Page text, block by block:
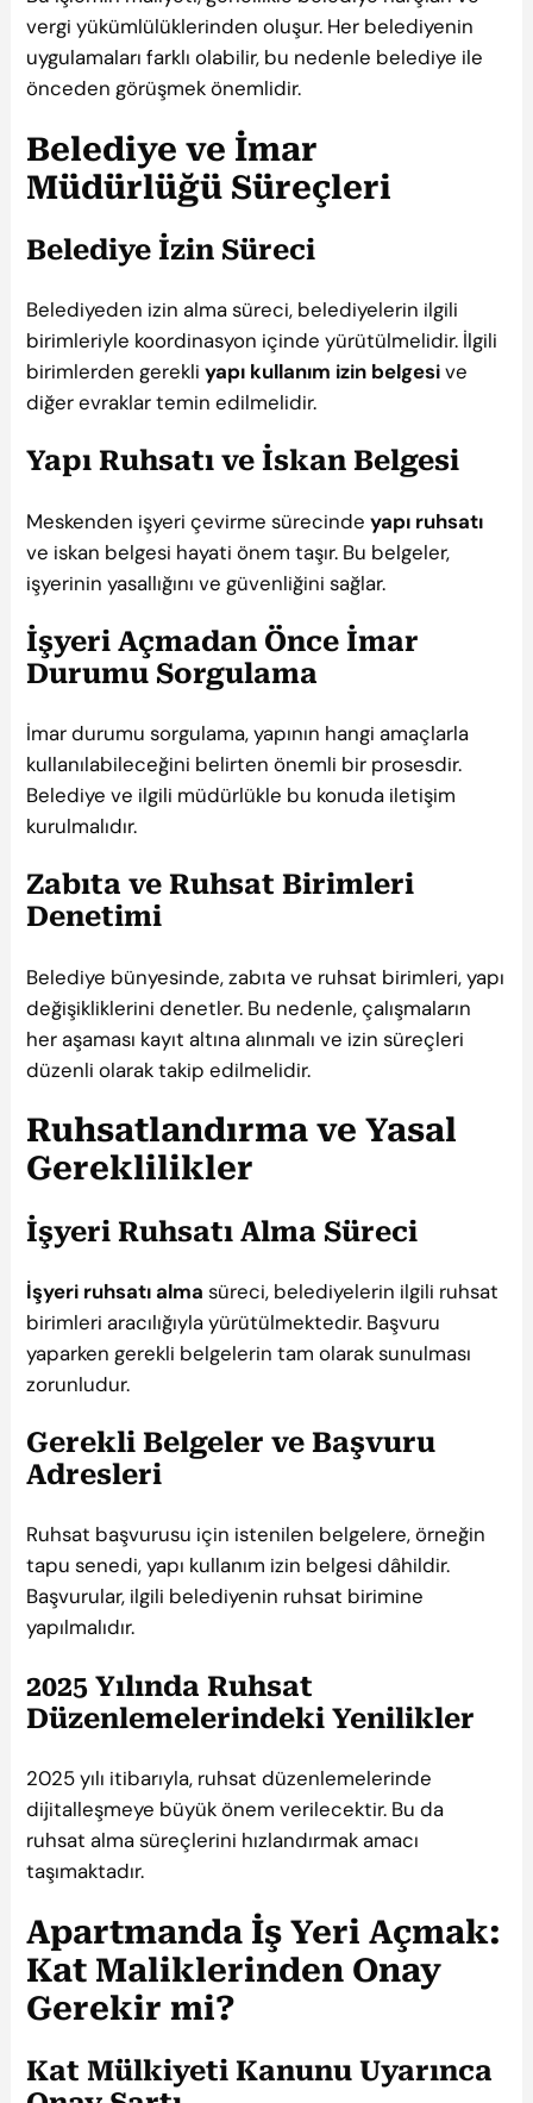
vergi yükümlülüklerinden oluşur. Her belediyenin
uygulamaları farklı olabilir, bu nedenle belediye ile
önceden görüşmek önemlidir.
Belediye ve İmar
Müdürlüğü Süreçleri
Belediye İzin Süreci
Belediyeden izin alma süreci, belediyelerin ilgili
birimleriyle koordinasyon içinde yürütülmelidir. İlgili
birimlerden gerekliyapı kullanım izin belgesive
diğer evraklar temin edilmelidir.
Yapı Ruhsatı ve İskan Belgesi
Meskenden işyeri çevirme sürecindeyapı ruhsatı
ve iskan belgesi hayati önem taşır. Bu belgeler,
işyerinin yasallığını ve güvenliğini sağlar.
İşyeri Açmadan Önce İmar
Durumu Sorgulama
İmar durumu sorgulama, yapının hangi amaçlarla
kullanılabileceğini belirten önemli bir prosesdir.
Belediye ve ilgili müdürlükle bu konuda iletişim
kurulmalıdır.
Zabıta ve Ruhsat Birimleri
Denetimi
Belediye bünyesinde, zabıta ve ruhsat birimleri, yapı
değişikliklerini denetler. Bu nedenle, çalışmaların
her aşaması kayıt altına alınmalı ve izin süreçleri
düzenli olarak takip edilmelidir.
Ruhsatlandırma ve Yasal
Gereklilikler
İşyeri Ruhsatı Alma Süreci
İşyeri ruhsatı alma süreci, belediyelerin ilgili ruhsat
birimleri aracılığıyla yürütülmektedir. Başvuru
yaparken gerekli belgelerin tam olarak sunulması
zorunludur.
Gerekli Belgeler ve Başvuru
Adresleri
Ruhsat başvurusu için istenilen belgelere, örneğin
tapu senedi, yapı kullanım izin belgesi dâhildir.
Başvurular, ilgili belediyenin ruhsat birimine
yapılmalıdır.
2025 Yılında Ruhsat
Düzenlemelerindeki Yenilikler
2025 yılı itibarıyla, ruhsat düzenlemelerinde
dijitalleşmeye büyük önem verilecektir. Bu da
ruhsat alma süreçlerini hızlandırmak amacı
taşımaktadır.
Apartmanda İş Yeri Açmak:
Kat Maliklerinden Onay
Gerekir mi?
Kat Mülkiyeti Kanunu Uyarınca